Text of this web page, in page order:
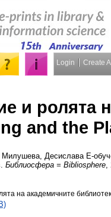
Login Create
и ролята
and the
Милушева, Десислава Е-
Библиосфера = Bibliosphere
на академичните